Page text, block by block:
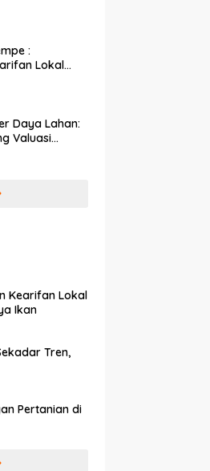
:
Lokal
Daya Lahan:
Valuasi
Kearifan Lokal
Ikan
Tren,
Pertanian di